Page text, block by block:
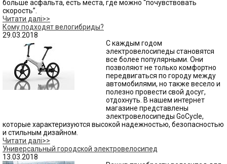
больше асфальта, есть места, где можно “почувствовать
скорость”.
Читати далі>>
Кому подходят велогибриды?
29.03.2018
С каждым годом
электровелосипеды становятся
все более популярными. Они
позволяют не только комфортно
передвигаться по городу между
автомобилями, но также весело и
полезно провести свой досуг,
отдохнуть. В нашем интернет
магазине представлены
электровелосипеды GoCycle,
которые характеризуются высокой надежностью, безопасностью
и стильным дизайном.
Читати далі>>
Универсальный городской электровелосипед
13.03.2018